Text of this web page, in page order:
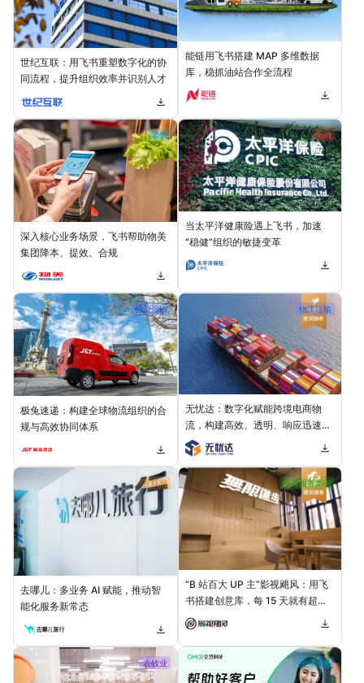
世纪互联：用飞书重塑数字化的协
同流程，提升组织效率并识别人才
能链用飞书搭建 MAP 多维数据
库，稳抓油站合作全流程
零售
深入核心业务场景，飞书帮助物美
集团降本、提效、合规
金融
当太平洋健康险遇上飞书，加速
“稳健”组织的敏捷变革
物流运输
极兔速递：构建全球物流组织的合
规与高效协同体系
物流运输
无忧达：数字化赋能跨境电商物
流，构建高效、透明、响应迅速的
全球物流网络
互联网
去哪儿：多业务 AI 赋能，推动智
能化服务新常态
伙伴服务案例
“B 站百大 UP 主”影视飓风：用飞
书搭建创意库，每 15 天就有超
100 万播放量的爆款视频
农牧业 企业服务